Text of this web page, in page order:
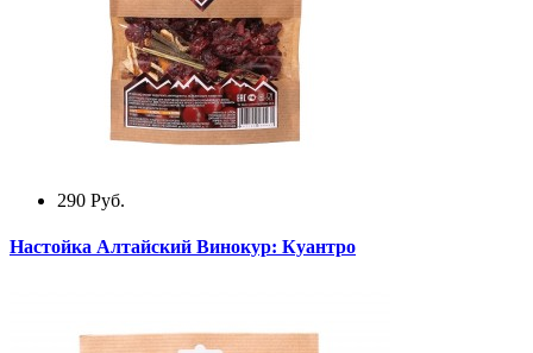
290 Руб.
Настойка Алтайский Винокур: Куантро